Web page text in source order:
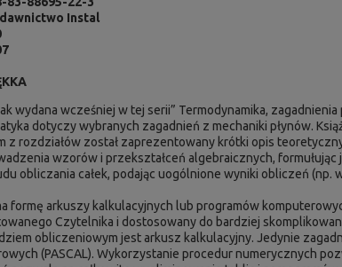
Instal
wydana wcześniej w tej serii” Termodynamika,
dotyczy wybranych zagadnień z mechaniki płynów.
z rozdziałów został zaprezentowany krótki opis
wzorów i przekształceń algebraicznych,
obliczania całek, podając uogólnione wyniki obliczeń (np.
formę arkuszy kalkulacyjnych lub programów
Czytelnika i dostosowany do bardziej
obliczeniowym jest arkusz kalkulacyjny. Jedynie
(PASCAL). Wykorzystanie procedur numerycznych